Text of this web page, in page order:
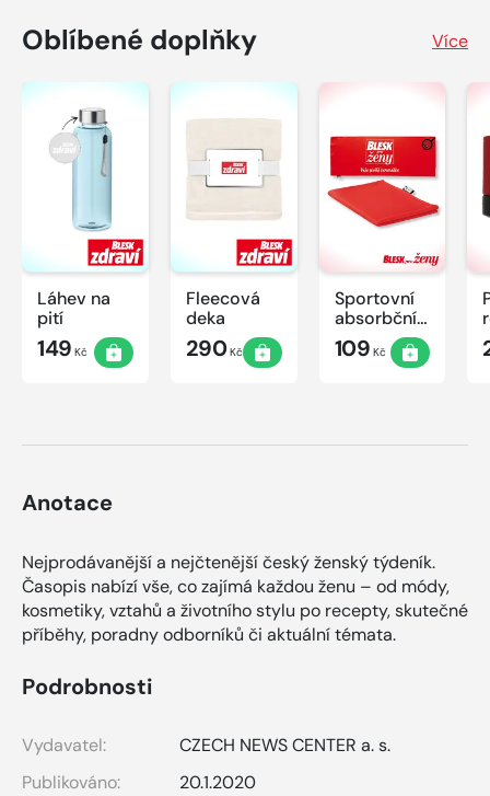
Oblíbené doplňky Více
Láhev na
pití
149 Kč
Fleecová
deka
290Kč
Sportovní
absorbční
ručník
109 Kč
Anotace
Nejprodávanější a nejčtenější český ženský týdeník.
Časopis nabízí vše, co zajímá každou ženu – od módy,
kosmetiky, vztahů a životního stylu po recepty, skutečné
příběhy, poradny odborníků či aktuální témata.
Podrobnosti
Vydavatel:
CZECH NEWS CENTER a. s.
Publikováno:
20.1.2020